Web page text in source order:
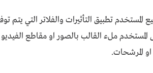
تطبيق التأثيرات والفلاتر التي يتم
ملء القالب بالصور او مقاطع
او المرشحات.